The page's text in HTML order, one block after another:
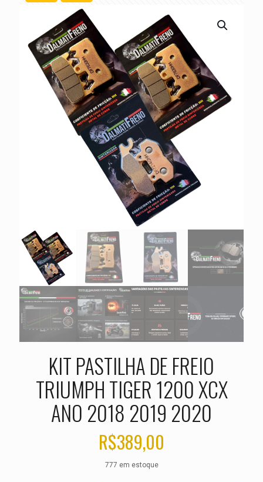
KIT PASTILHA DE FREIO
TRIUMPH TIGER 1200 XCX
ANO 2018 2019 2020
R$389,00
777 em estoque